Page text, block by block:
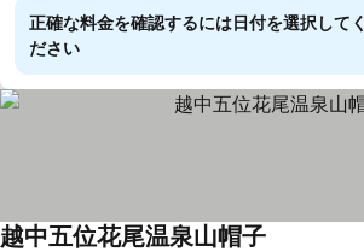
正確な料金を確認するには日付を選択してく
ださい
越中五位花尾温泉山帽子